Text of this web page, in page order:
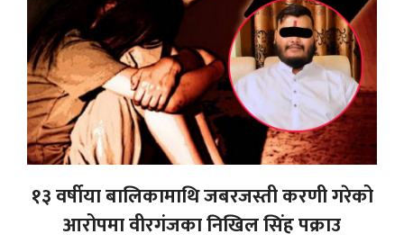
१३ वर्षीया बालिकामाथि जबरजस्ती करणी गरेको
आरोपमा वीरगंजका निखिल सिंह पक्राउ